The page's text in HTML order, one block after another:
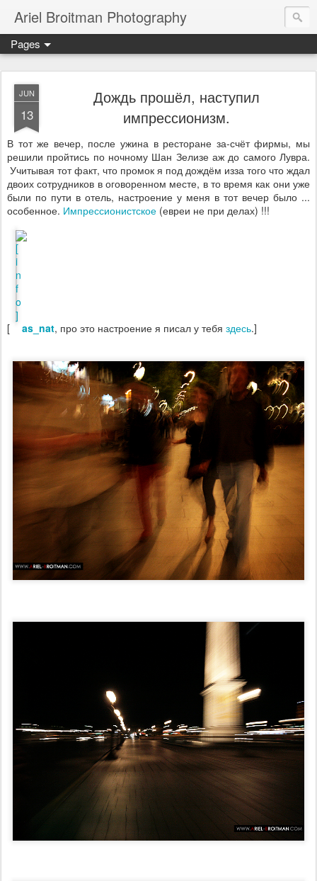
Ariel Broitman Photography
Pages
JUN
13
Дождь прошёл, наступил
импрессионизм.
В тот же вечер, после ужина в ресторане за-счёт фирмы, мы
решили пройтись по ночному Шан Зелизе аж до самого Лувра.
Учитывая тот факт, что промок я под дождём изза того что ждал
двоих сотрудников в оговоренном месте, в то время как они уже
были по пути в отель, настроение у меня в тот вечер было ...
особенное. Импрессионистское (евреи не при делах) !!!
[ as_nat, про это настроение я писал у тебя здесь.]